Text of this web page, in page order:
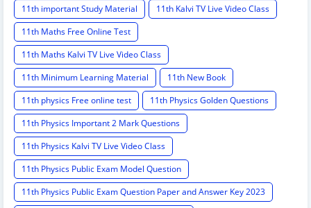
11th important Study Material
11th Kalvi TV Live Video Class
11th Maths Free Online Test
11th Maths Kalvi TV Live Video Class
11th Minimum Learning Material
11th New Book
11th physics Free online test
11th Physics Golden Questions
11th Physics Important 2 Mark Questions
11th Physics Kalvi TV Live Video Class
11th Physics Public Exam Model Question
11th Physics Public Exam Question Paper and Answer Key 2023